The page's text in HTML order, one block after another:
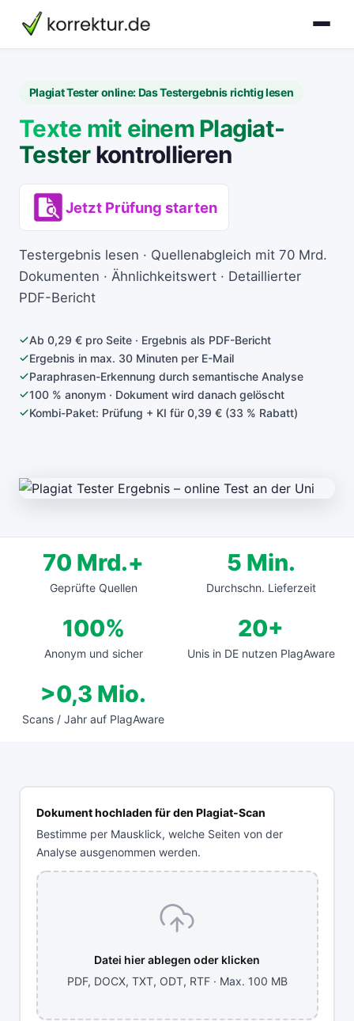
korrektur.de
Plagiat Tester online: Das Testergebnis richtig lesen
Texte mit einem Plagiat-
Testerkontrollieren
Jetzt Prüfung starten
Testergebnis lesen · Quellenabgleich mit 70 Mrd.
Dokumenten · Ähnlichkeitswert · Detaillierter
PDF-Bericht
Ab 0,29 € pro Seite · Ergebnis als PDF-Bericht
Ergebnis in max. 30 Minuten per E-Mail
Paraphrasen-Erkennung durch semantische Analyse
100 % anonym · Dokument wird danach gelöscht
Kombi-Paket: Prüfung + KI für 0,39 € (33 % Rabatt)
70 Mrd.+
Geprüfte Quellen
5 Min.
Durchschn. Lieferzeit
100%
Anonym und sicher
20+
Unis in DE nutzen PlagAware
>0,3 Mio.
Scans / Jahr auf PlagAware
Dokument hochladen für den Plagiat-Scan
Bestimme per Mausklick, welche Seiten von der
Analyse ausgenommen werden.
Datei hier ablegen oder klicken
PDF, DOCX, TXT, ODT, RTF · Max. 100 MB